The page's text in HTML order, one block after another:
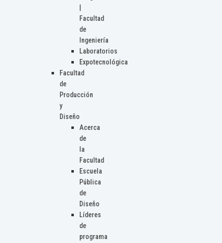
Facultad
de
Ingeniería
Laboratorios
Expotecnológica
Facultad
de
Producción
y
Diseño
Acerca
de
la
Facultad
Escuela
Pública
de
Diseño
Líderes
de
programa